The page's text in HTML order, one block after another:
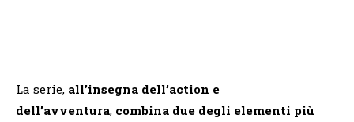
La serie, all’insegna dell’action e
dell’avventura, combina due degli elementi più